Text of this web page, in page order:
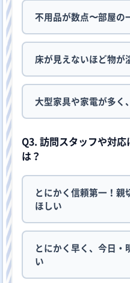
不用品が数点〜部屋の
床が見えないほど物が
大型家具や家電が多く
Q3. 訪問スタッフや対
は？
とにかく信頼第一！親
ほしい
とにかく早く、今日・
い